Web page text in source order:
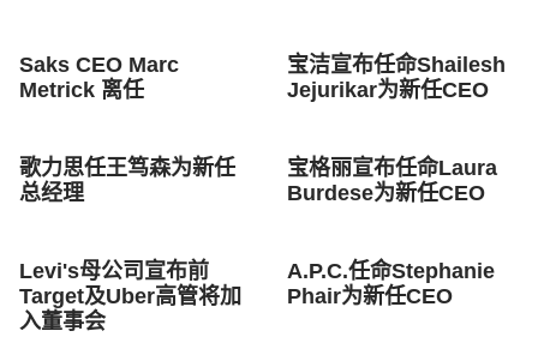
Saks CEO Marc
Metrick 离任
宝洁宣布任命Shailesh
Jejurikar为新任CEO
歌力思任王笃森为新任
总经理
宝格丽宣布任命Laura
Burdese为新任CEO
Levi's母公司宣布前
Target及Uber高管将加
入董事会
A.P.C.任命Stephanie
Phair为新任CEO